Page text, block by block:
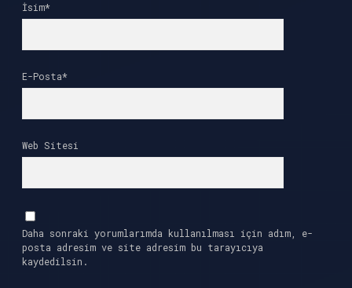
İsim*
E-Posta*
Web Sitesi
Daha sonraki yorumlarımda kullanılması için adım, e-
posta adresim ve site adresim bu tarayıcıya
kaydedilsin.